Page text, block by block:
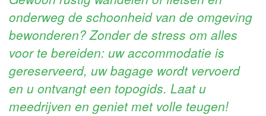
onderweg de schoonheid van de omgeving
bewonderen? Zonder de stress om alles
voor te bereiden: uw accommodatie is
gereserveerd, uw bagage wordt vervoerd
en u ontvangt een topogids. Laat u
meedrijven en geniet met volle teugen!